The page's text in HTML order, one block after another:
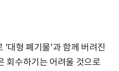
'대형 폐기물'과 함께 버려진
회수하기는 어려울 것으로